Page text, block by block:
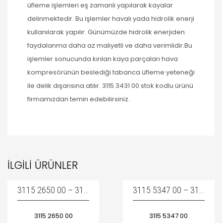
üfleme işlemleri eş zamanlı yapılarak kayalar
delinmektedir. Bu işlemler havalı yada hidrolik enerji
kullanılarak yapılır. Günümüzde hidrolik enerjiden
faydalanma daha az maliyetli ve daha verimlidir.Bu
işlemler sonucunda kırılan kaya parçaları hava
kompresörünün beslediği tabanca üfleme yeteneği
ile delik dışarısına atılır. 3115 3431 00 stok kodlu ürünü
firmamızdan temin edebilirsiniz.
İLGILI ÜRÜNLER
3115 2650 00 3115 5347 00